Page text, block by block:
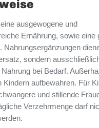
ausgewogene und
Ernährung, sowie eine
Nahrungsergänzungen
sondern
bei Bedarf.
Kindern aufbewahren. Für
und stillende
Verzehrmenge darf